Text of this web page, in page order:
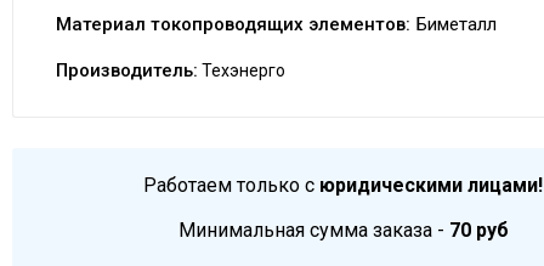
Материал токопроводящих элементов: Биметалл
Производитель: Техэнерго
Работаем только с юридическими лицами!
Минимальная сумма заказа - 70 руб